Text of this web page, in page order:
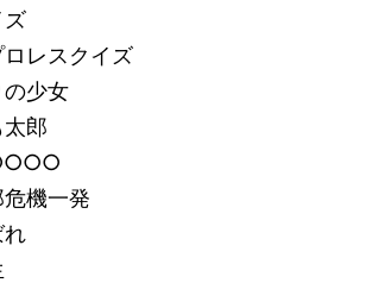
レスクイズ
少女
郎
機一発